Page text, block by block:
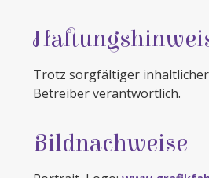
Trotz sorgfältiger
Betreiber verantwortlich.
Bildnachweise